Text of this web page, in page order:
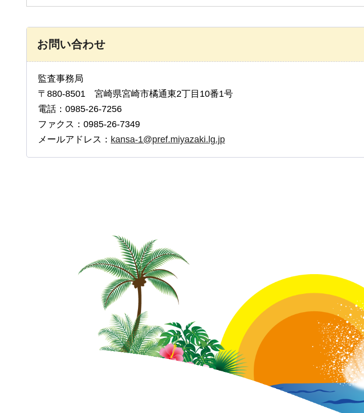
お問い合わせ
監査事務局
〒880-8501 宮崎県宮崎市橘通東2丁目10番1号
電話：0985-26-7256
ファクス：0985-26-7349
メールアドレス： kansa-1@pref.miyazaki.lg.jp